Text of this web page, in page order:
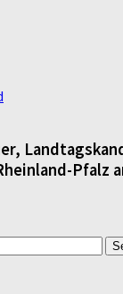
Pfalz